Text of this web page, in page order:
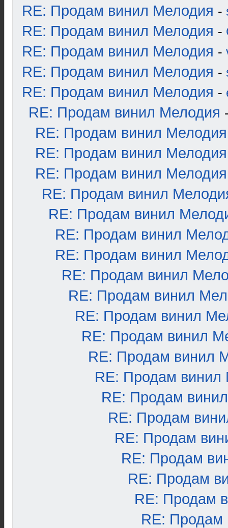
RE: Продам винил Мелодия -
RE: Продам винил Мелодия -
RE: Продам винил Мелодия -
RE: Продам винил Мелодия -
RE: Продам винил Мелодия -
RE: Продам винил Мелодия
RE: Продам винил Мелодия
RE: Продам винил Мелодия
RE: Продам винил Мелодия
RE: Продам винил
RE: Продам винил
RE: Продам винил
RE: Продам винил
RE: Продам винил
RE: Продам винил
RE: Продам винил
RE: Продам винил
RE: Продам винил
RE: Продам винил
RE: Продам
RE: Продам
RE: Продам
RE: Продам
RE: Продам
RE: Продам
RE: Продам